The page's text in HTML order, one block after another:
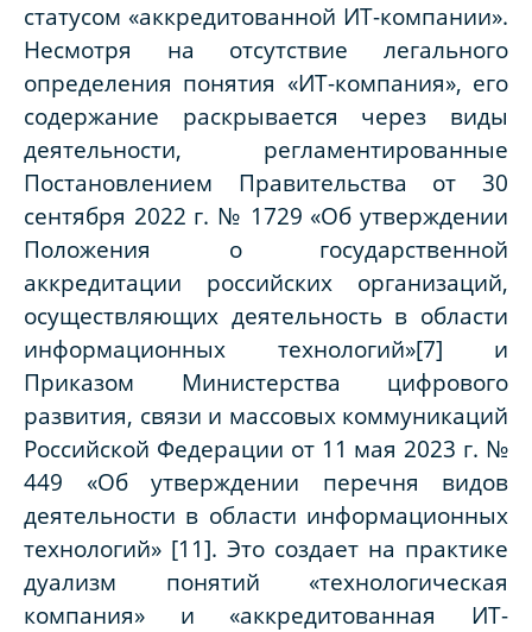
статусом «аккредитованной ИТ-компании».
Несмотря на отсутствие легального
определения понятия «ИТ-компания», его
содержание раскрывается через виды
деятельности, регламентированные
Постановлением Правительства от 30
сентября 2022 г. № 1729 «Об утверждении
Положения о государственной
аккредитации российских организаций,
осуществляющих деятельность в области
информационных технологий»[7] и
Приказом Министерства цифрового
развития, связи и массовых коммуникаций
Российской Федерации от 11 мая 2023 г. №
449 «Об утверждении перечня видов
деятельности в области информационных
технологий» [11]. Это создает на практике
дуализм понятий «технологическая
компания» и «аккредитованная ИТ-